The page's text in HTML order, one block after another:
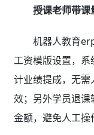
授课老师带课
机器人教育
工资模版设置，
计业绩提成，无
效；另外学员退
金额，避免人工操